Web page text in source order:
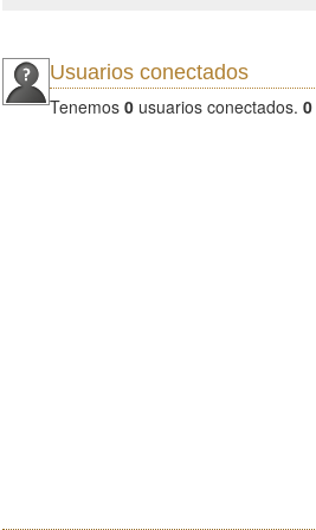
Usuarios conectados
Tenemos 0 usuarios conectados. 0